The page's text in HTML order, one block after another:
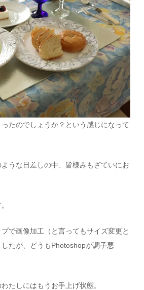
たのでしょうか？という感じになって
うな日差しの中、皆様みもざていにお
で画像加工（と言ってもサイズ変更と
たが、どうもPhotoshopが調子悪
たしにはもうお手上げ状態。